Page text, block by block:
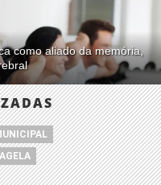
como aliado da memória,